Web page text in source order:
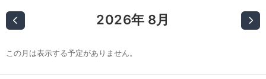
2026年 8月
この月は表示する予定がありません。